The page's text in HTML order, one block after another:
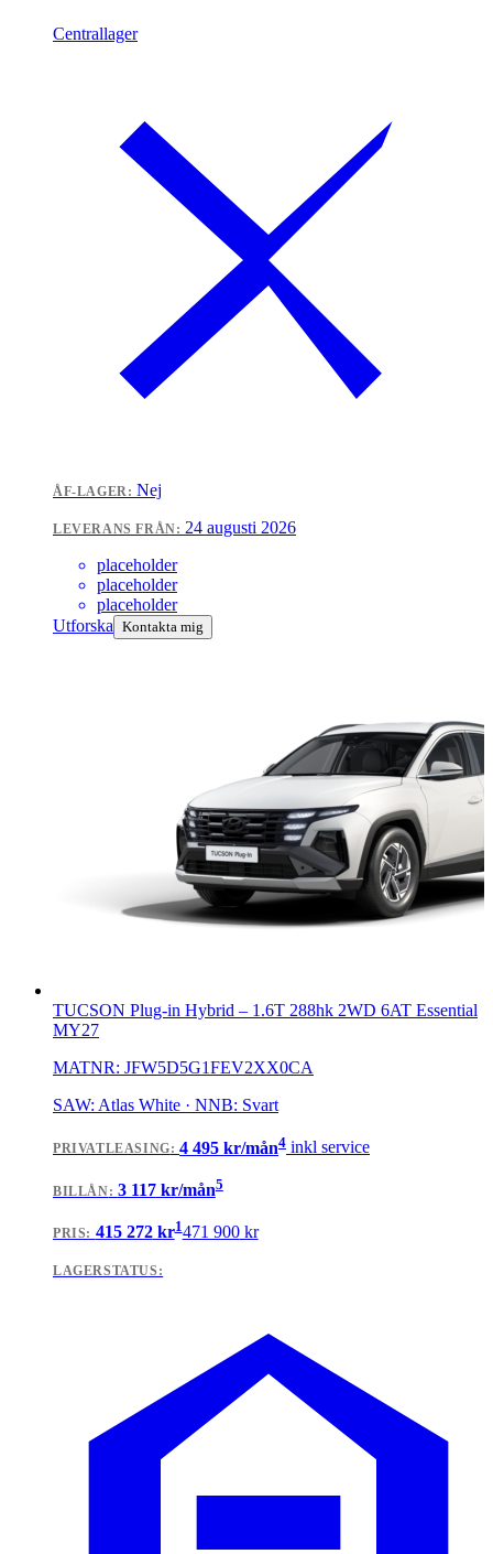
Centrallager
ÅF-LAGER: Nej
LEVERANS FRÅN: 24 augusti 2026
placeholder
placeholder
placeholder
Utforska Kontakta mig
TUCSON Plug-in Hybrid – 1.6T 288hk 2WD 6AT Essential
MY27
MATNR: JFW5D5G1FEV2XX0CA
SAW: Atlas White · NNB: Svart
PRIVATLEASING:4 495 kr/mån4 inkl service
BILLÅN: 3 117kr/mån5
PRIS: 415 272kr1471 900kr
LAGERSTATUS: